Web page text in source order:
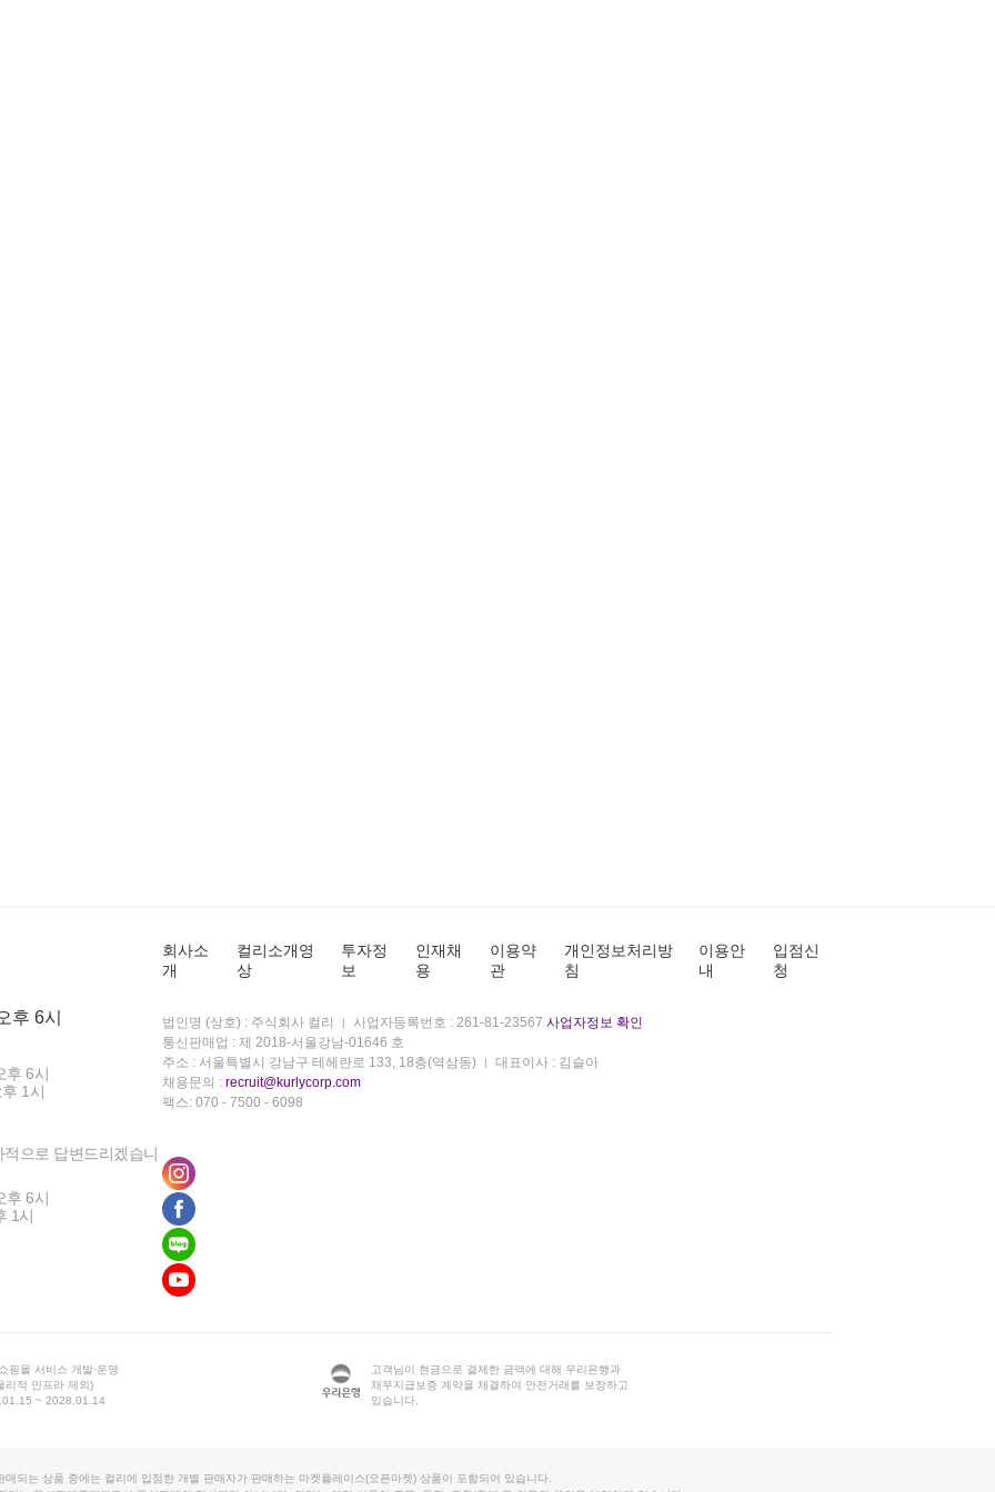
후 6시
후 6시
1시
으로 답변드리겠습니
후 6시
1시
회사소
개
컬리소개영
상
투자정
보
인재채
용
이용약
관
개인정보처리방
침
이용안
내
입점신
청
법인명 (상호) : 주식회사 컬리 사업자등록번호 : 261-81-23567 사업자정보 확인
통신판매업 : 제 2018-서울강남-01646 호
주소 : 서울특별시 강남구 테헤란로 133, 18층(역삼동)
대표이사 : 김슬아
채용문의 : recruit@kurlycorp.com
팩스: 070 - 7500 - 6098
핑몰 서비스 개발·운영
리적 인프라 제외)
~ 2028.01.14
고객님이 현금으로 결제한 금액에 대해 우리은행과
채무지급보증 계약을 체결하여 안전거래를 보장하고
있습니다.
매되는 상품 중에는 컬리에 입점한 개별 판매자가 판매하는 마켓플레이스(오픈마켓) 상품이 포함되어 있습니다.